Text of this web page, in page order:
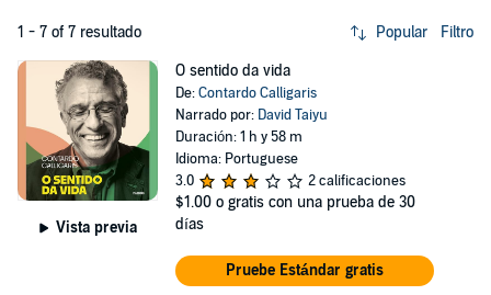
1 - 7 of 7 resultado Popular Filtro
Vista previa
O sentido da vida
De:Contardo Calligaris
Narrado por: David Taiyu
Duración: 1 h y 58 m
Idioma: Portuguese
3.0
2 calificaciones
$1.00 o gratis con una prueba de 30
días
Pruebe Estándar gratis